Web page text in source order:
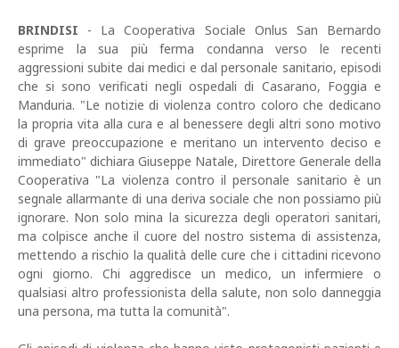
BRINDISI - La Cooperativa Sociale Onlus San Bernardo
esprime la sua più ferma condanna verso le recenti
aggressioni subite dai medici e dal personale sanitario, episodi
che si sono verificati negli ospedali di Casarano, Foggia e
Manduria. "Le notizie di violenza contro coloro che dedicano
la propria vita alla cura e al benessere degli altri sono motivo
di grave preoccupazione e meritano un intervento deciso e
immediato" dichiara Giuseppe Natale, Direttore Generale della
Cooperativa "La violenza contro il personale sanitario è un
segnale allarmante di una deriva sociale che non possiamo più
ignorare. Non solo mina la sicurezza degli operatori sanitari,
ma colpisce anche il cuore del nostro sistema di assistenza,
mettendo a rischio la qualità delle cure che i cittadini ricevono
ogni giorno. Chi aggredisce un medico, un infermiere o
qualsiasi altro professionista della salute, non solo danneggia
una persona, ma tutta la comunità".